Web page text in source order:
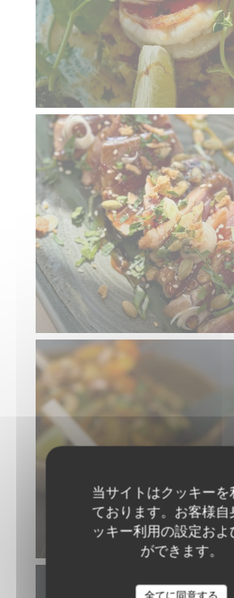
当サイトはクッキーを
ております。お客様自
ッキー利用の設定およ
ができます。
全てに同意する